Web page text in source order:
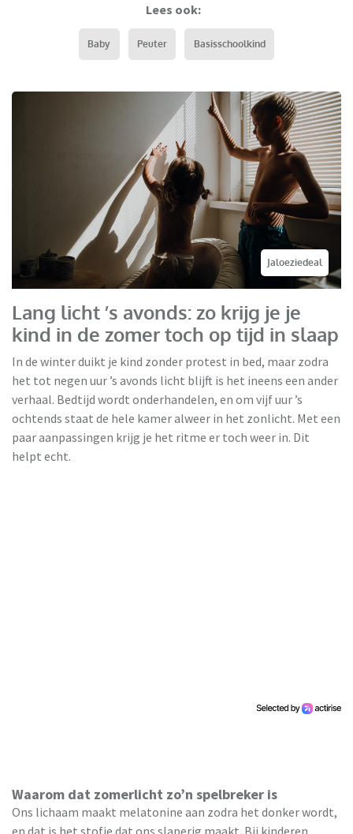
Lees ook:
Baby Peuter Basisschoolkind
Jaloeziedeal
Lang licht ’s avonds: zo krijg je je
kind in de zomer toch op tijd in slaap
In de winter duikt je kind zonder protest in bed, maar zodra
het tot negen uur ’s avonds licht blijft is het ineens een ander
verhaal. Bedtijd wordt onderhandelen, en om vijf uur ’s
ochtends staat de hele kamer alweer in het zonlicht. Met een
paar aanpassingen krijg je het ritme er toch weer in. Dit
helpt echt.
Waarom dat zomerlicht zo’n spelbreker is
Ons lichaam maakt melatonine aan zodra het donker wordt,